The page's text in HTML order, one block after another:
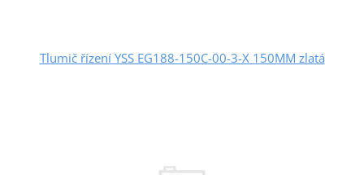
Tlumič řízení YSS EG188-150C-00-3-X 150MM zlatá